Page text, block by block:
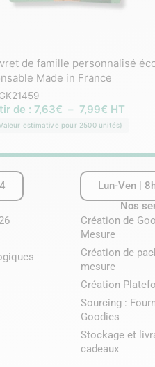
de famille personnalisé
Made in France
GK21459
de : 7,63€ – 7,99€ HT
estimative pour 2500 unités)
Lun-Ven |
Nos
Création de
Mesure
Création de
mesure
Création
Sourcing :
Goodies
Stockage et
cadeaux